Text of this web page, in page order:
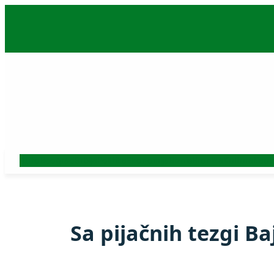
Sa pijačnih tezgi